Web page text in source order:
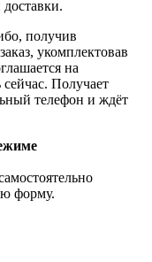
получив
укомплектовав
на
Получает
телефон и ждёт
форму.